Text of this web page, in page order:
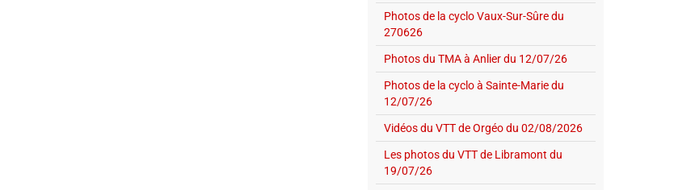
Photos de la cyclo Vaux-Sur-Sûre du
270626
Photos du TMA à Anlier du 12/07/26
Photos de la cyclo à Sainte-Marie du
12/07/26
Vidéos du VTT de Orgéo du 02/08/2026
Les photos du VTT de Libramont du
19/07/26